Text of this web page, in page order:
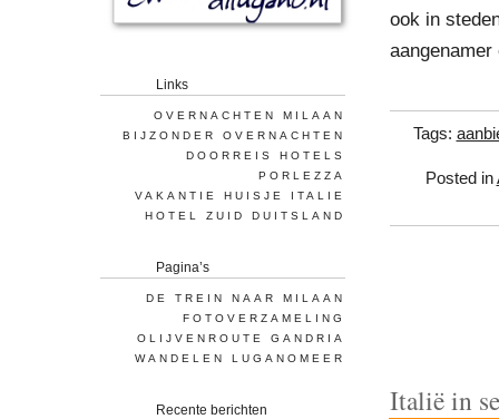
ook in
Tags:
Posted in
Italië in
Links
OVERNACHTEN MILAAN
BIJZONDER OVERNACHTEN
DOORREIS HOTELS
PORLEZZA
VAKANTIE HUISJE ITALIE
HOTEL ZUID DUITSLAND
Pagina’s
DE TREIN NAAR MILAAN
FOTOVERZAMELING
OLIJVENROUTE GANDRIA
WANDELEN LUGANOMEER
Recente berichten